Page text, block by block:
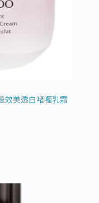
效美透白啫喱乳霜